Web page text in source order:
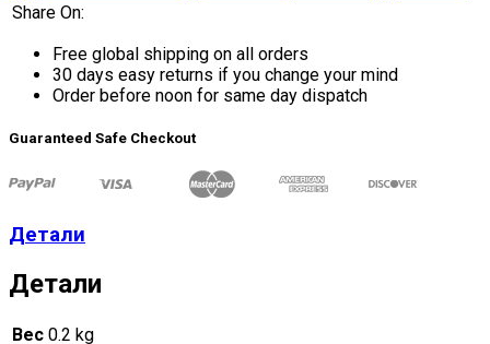
Share On:
Free global shipping on all orders
30 days easy returns if you change your mind
Order before noon for same day dispatch
Guaranteed Safe Checkout
Детали
Детали
Вес 0.2 kg